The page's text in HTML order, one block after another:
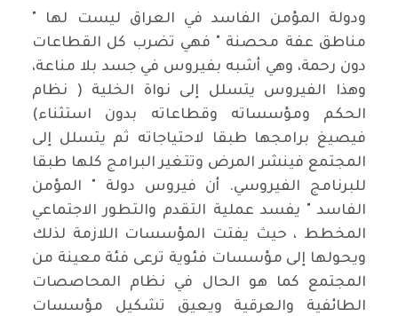
ودولة المؤمن الفاسد في العراق ليست لها "
مناطق عفة محصنة " فهي تضرب كل القطاعات
دون رحمة، وهي أشبه بفيروس في جسد بلا مناعة،
وهذا الفيروس يتسلل إلى نواة الخلية ( نظام
الحكم ومؤسساته وقطاعاته بدون استثناء)
فيصيغ برامجها طبقا لاحتياجاته ثم يتسلل إلى
المجتمع فينشر المرض وتتغير البرامج كلها طبقا
للبرنامج الفيروسي. أن فيروس دولة " المؤمن
الفاسد " يفسد عملية التقدم والتطور الاجتماعي
المخطط ، حيث يفتت المؤسسات اللازمة لذلك
ويحولها إلى مؤسسات فئوية ترعى فئة معينة من
المجتمع كما هو الحال في نظام المحاصصات
الطائفية والعرقية ويعيق تشكيل مؤسسات